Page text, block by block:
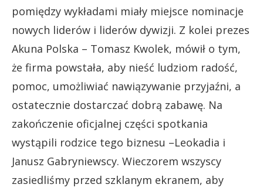
pomiędzy wykładami miały miejsce nominacje
nowych liderów i liderów dywizji. Z kolei prezes
Akuna Polska – Tomasz Kwolek, mówił o tym,
że firma powstała, aby nieść ludziom radość,
pomoc, umożliwiać nawiązywanie przyjaźni, a
ostatecznie dostarczać dobrą zabawę. Na
zakończenie oficjalnej części spotkania
wystąpili rodzice tego biznesu –Leokadia i
Janusz Gabryniewscy. Wieczorem wszyscy
zasiedliśmy przed szklanym ekranem, aby